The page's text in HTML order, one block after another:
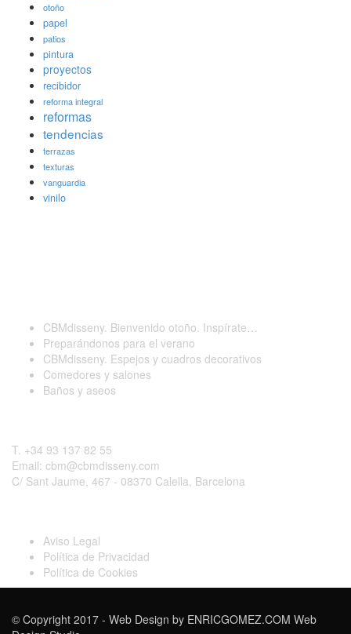
otoño
papel
patios
pintura
proyectos
recibidor
reforma integral
reformas
tendencias
terrazas
texturas
vanguardia
vinilo
CBMdisseny. Bienvenido otoño. Inspírate…
Preparándonos para el verano
CBMdisseny. Espejos y cuadros decorativos
Comedores y salones
Baños y aseos
T. +34 93 137 82 55
Email: cbm@cbmdisseny.com
C/ Sant Jaume, 467 - 08370 Calella, Barcelona
Aviso Legal
Política de Privacidad
Política de Cookies
© Copyright 2017 - Web Design by ENRICGOMEZ.COM Web